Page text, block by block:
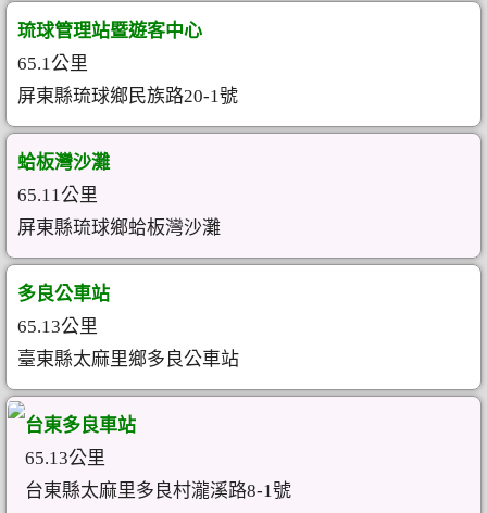
琉球管理站暨遊客中心
65.1公里
屏東縣琉球鄉民族路20-1號
蛤板灣沙灘
65.11公里
屏東縣琉球鄉蛤板灣沙灘
多良公車站
65.13公里
臺東縣太麻里鄉多良公車站
台東多良車站
65.13公里
台東縣太麻里多良村瀧溪路8-1號